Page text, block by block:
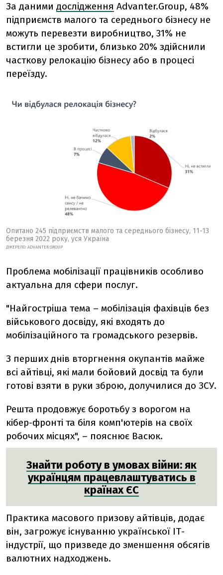
За даними дослідження Advanter.Group, 48%
підприємств малого та середнього бізнесу не
можуть перевезти виробництво, 31% не
встигли це зробити, близько 20% здійснили
часткову релокацію бізнесу або в процесі
переїзду.
Опитано 245 підприємств малого та середнього бізнесу, 11-13
березня 2022 року, уся Україна
ДЖЕРЕЛО: ADVANTER.GROUP
Проблема мобілізації працівників особливо
актуальна для сфери послуг.
"Найгостріша тема – мобілізація фахівців без
військового досвіду, які входять до
мобілізаційного та громадського резервів.
З перших днів вторгнення окупантів майже
всі айтівці, які мали бойовий досвід та були
готові взяти в руки зброю, долучилися до ЗСУ.
Решта продовжує боротьбу з ворогом на
кібер-фронті та біля комп'ютерів на своїх
робочих місцях", – пояснює Васюк.
Знайти роботу в умовах війни: як
українцям працевлаштуватись в
країнах ЄС
Практика масового призову айтівців, додає
він, загрожує існуванню української ІТ-
індустрії, що призведе до зменшення обсягів
валютних надходжень.